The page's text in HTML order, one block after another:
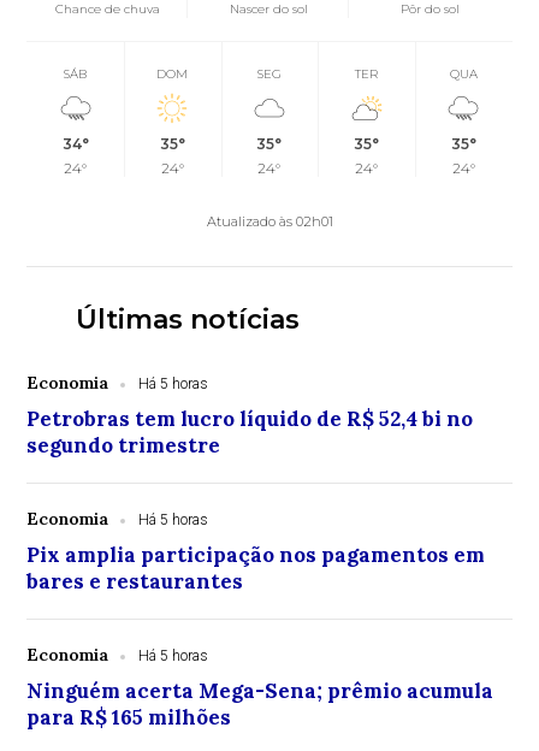
Chance de chuva
Nascer do sol Pôr do sol
SÁB
34°
24°
DOM
35°
24°
SEG
35°
24°
TER
35°
24°
QUA
35°
24°
Atualizado às 02h01
Últimas notícias
Economia Há 5 horas
Petrobras tem lucro líquido de R$ 52,4 bi no
segundo trimestre
Economia Há 5 horas
Pix amplia participação nos pagamentos em
bares e restaurantes
Economia Há 5 horas
Ninguém acerta Mega-Sena; prêmio acumula
para R$ 165 milhões